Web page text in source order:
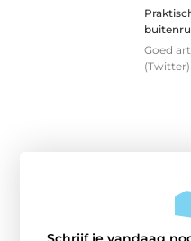
Goed